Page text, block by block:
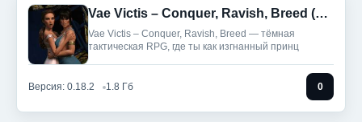
Vae Victis – Conquer, Ravish, Breed (18+)
Vae Victis – Conquer, Ravish, Breed — тёмная
тактическая RPG, где ты как изгнанный принц
Версия: 0.18.2 1.8 Гб 0